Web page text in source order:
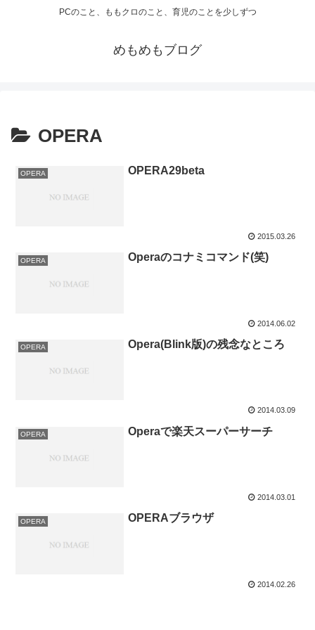
PCのこと、ももクロのこと、育児のことを少しずつ
めもめもブログ
OPERA
OPERA OPERA29beta
2015.03.26
OPERA Operaのコナミコマンド(笑)
2014.06.02
OPERA Opera(Blink版)の残念なところ
2014.03.09
OPERA Operaで楽天スーパーサーチ
2014.03.01
OPERA OPERAブラウザ
2014.02.26